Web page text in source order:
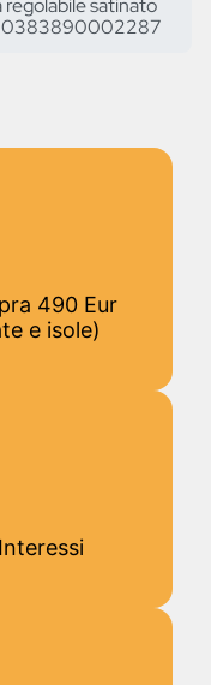
satinato
490 Eur
e isole)